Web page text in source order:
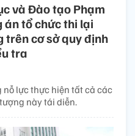
và Đào tạo Phạm
án tổ chức thi lại
trên cơ sở quy định
tra
nỗ lực thực hiện tất cả các
này tái diễn.